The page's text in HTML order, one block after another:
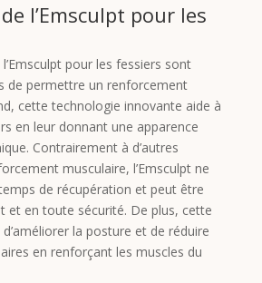
l’Emsculpt pour les
pour les fessiers sont
de permettre un renforcement
cette technologie innovante aide à
en leur donnant une apparence
Contrairement à d’autres
musculaire, l’Emsculpt ne
de récupération et peut être
et en toute sécurité. De plus, cette
la posture et de réduire
en renforçant les muscles du